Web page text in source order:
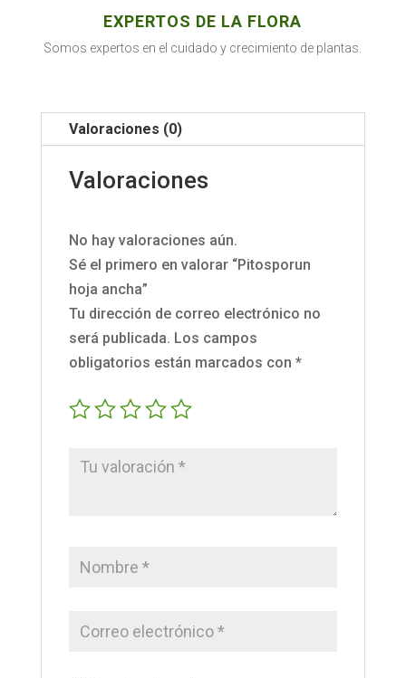
EXPERTOS DE LA FLORA
Somos expertos en el cuidado y crecimiento de plantas.
Valoraciones (0)
Valoraciones
No hay valoraciones aún.
Sé el primero en valorar “Pitosporun
hoja ancha”
Tu dirección de correo electrónico no
será publicada. Los campos
obligatorios están marcados con *